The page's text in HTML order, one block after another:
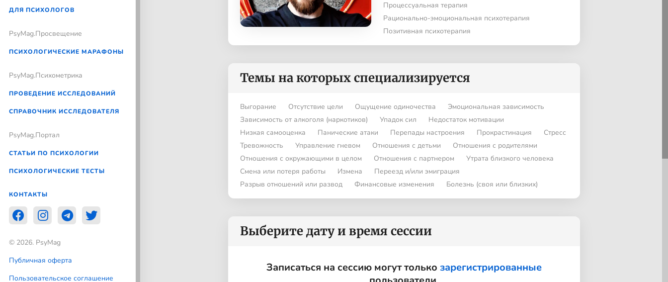
ДЛЯ ПСИХОЛОГОВ
PsyMag.Просвещение
ПСИХОЛОГИЧЕСКИЕ МАРАФОНЫ
PsyMag.Психометрика
ПРОВЕДЕНИЕ ИССЛЕДОВАНИЙ
СПРАВОЧНИК ИССЛЕДОВАТЕЛЯ
PsyMag.Портал
СТАТЬИ ПО ПСИХОЛОГИИ
ПСИХОЛОГИЧЕСКИЕ ТЕСТЫ
КОНТАКТЫ
© 2026. PsyMag
Публичная оферта
Пользовательское соглашение
Процессуальная терапия
Рационально-эмоциональная психотерапия
Позитивная психотерапия
Темы на которых специализируется
Выгорание Отсутствие цели Ощущение одиночества
Эмоциональная зависимость
Зависимость от алкоголя (наркотиков)
Упадок сил
Недостаток мотивации
Низкая самооценка
Панические атаки Перепады настроения Прокрастинация
Стресс
Тревожность
Управление гневом Отношения с детьми
Отношения с родителями
Отношения с окружающими в целом
Отношения с партнером
Утрата близкого человека
Смена или потеря работы
Измена
Переезд и/или эмиграция
Разрыв отношений или развод
Финансовые изменения Болезнь (своя или близких)
Выберите дату и время сессии
Записаться на сессию могут только зарегистрированные